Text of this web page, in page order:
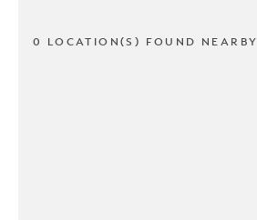
0 LOCATION(S) FOUND NEARBY